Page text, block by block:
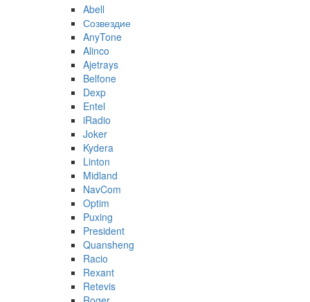
Abell
Созвездие
AnyTone
Alinco
Ajetrays
Belfone
Dexp
Entel
iRadio
Joker
Kydera
Linton
Midland
NavCom
Optim
Puxing
President
Quansheng
Racio
Rexant
Retevis